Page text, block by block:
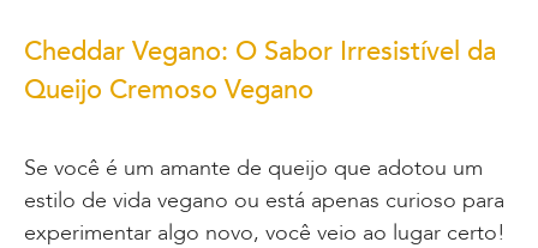
Cheddar Vegano: O Sabor Irresistível da
Queijo Cremoso Vegano
Se você é um amante de queijo que adotou um
estilo de vida vegano ou está apenas curioso para
experimentar algo novo, você veio ao lugar certo!